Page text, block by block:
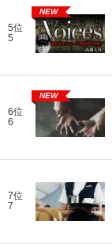
5位
5
NEW
6位
6
NEW
7位
7